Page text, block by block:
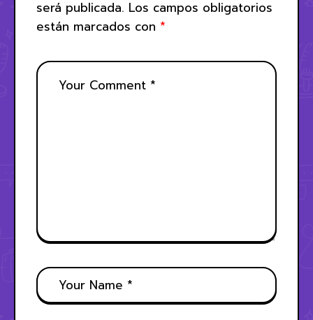
será publicada. Los campos obligatorios
están marcados con *